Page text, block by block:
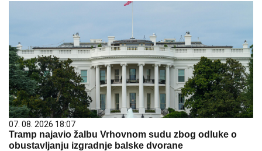
07. 08. 2026 18:07
Tramp najavio žalbu Vrhovnom sudu zbog odluke o
obustavljanju izgradnje balske dvorane